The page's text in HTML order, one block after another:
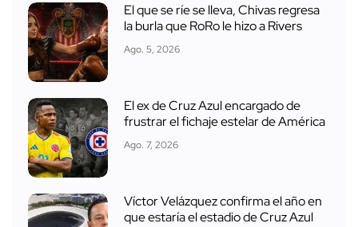
El que se ríe se lleva, Chivas regresa
la burla que RoRo le hizo a Rivers
Ago. 5, 2026
El ex de Cruz Azul encargado de
frustrar el fichaje estelar de América
Ago. 7, 2026
Víctor Velázquez confirma el año en
que estaría el estadio de Cruz Azul